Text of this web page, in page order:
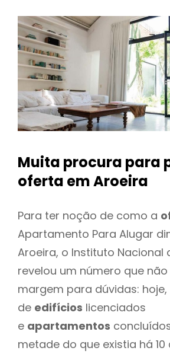
Muita procura para
oferta em Aroeira
Para ter noção de como a
Apartamento Para Alugar
Aroeira, o Instituto Nacional
revelou um número que não
margem para dúvidas:
de edifícios licenciados
e apartamentos
metade do que existia há 10